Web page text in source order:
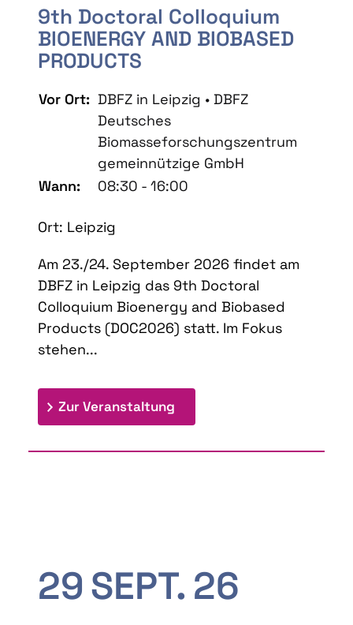
9th Doctoral Colloquium
BIOENERGY AND BIOBASED
PRODUCTS
Vor Ort: DBFZ in Leipzig • DBFZ
Deutsches
Biomasseforschungszentrum
gemeinnützige GmbH
Wann:
08:30 - 16:00
Ort: Leipzig
Am 23./24. September 2026 findet am
DBFZ in Leipzig das 9th Doctoral
Colloquium Bioenergy and Biobased
Products (DOC2026) statt. Im Fokus
stehen...
Zur Veranstaltung
29SEPT. 26